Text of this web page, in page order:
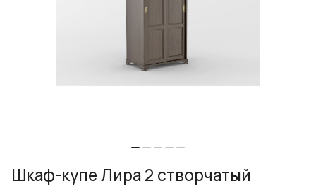
Шкаф-купе Лира 2 створчатый